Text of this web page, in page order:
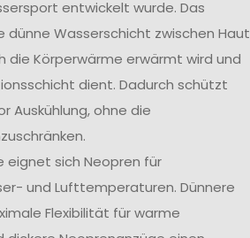
entwickelt wurde. Das
dünne Wasserschicht zwischen Haut
die Körperwärme erwärmt wird und
dient. Dadurch schützt
Auskühlung, ohne die
eignet sich Neopren für
und Lufttemperaturen. Dünnere
Flexibilität für warme